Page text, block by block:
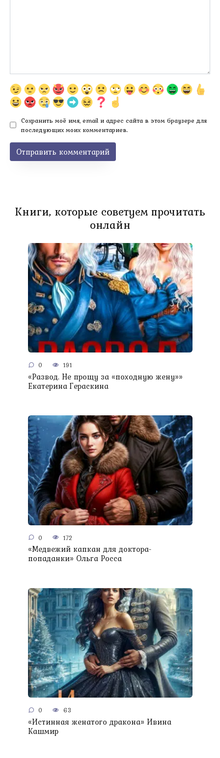
Сохранить моё имя, email и адрес сайта в этом браузере для
последующих моих комментариев.
Книги, которые советуем прочитать
онлайн
0 191
«Развод. Не прощу за «походную жену»»
Екатерина Гераскина
0 172
«Медвежий капкан для доктора-
попаданки» Ольга Росса
0 63
«Истинная женатого дракона» Ивина
Кашмир